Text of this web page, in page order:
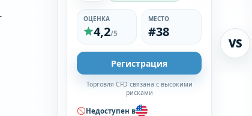
ОЦЕНКА
4,2/5
МЕСТО
#38
Регистрация
Торговля CFD связана с высокими
рисками
Недоступен в
VS